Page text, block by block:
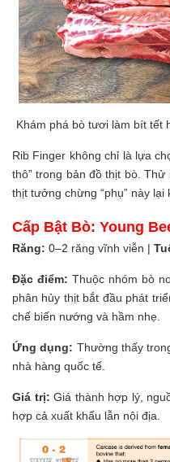
Khám phá bò tươi làm bít tết
Rib Finger không chỉ là lựa
thô” trong bản đồ thịt bò.
thịt tưởng chừng “phụ” này lại
Cấp Bật Bò: Young
Răng: 0–2 răng vĩnh viễn |
Đặc điểm: Thuộc nhóm bò
phân hủy thịt bắt đầu phát
chế biến nướng và hầm nhẹ.
Ứng dụng: Thường thấy
nhà hàng quốc tế.
Giá trị: Giá thành hợp lý,
hợp cả xuất khẩu lẫn nội địa.